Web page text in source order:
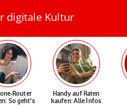
digitale Kultur
Router
So geht's
Handy auf Raten
kaufen: Alle Infos